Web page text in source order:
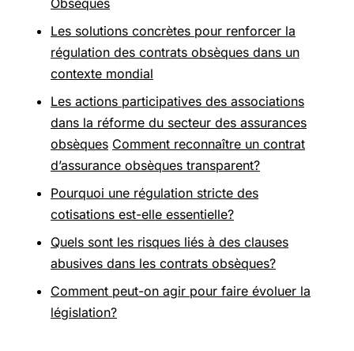
Obsèques
Les solutions concrètes pour renforcer la
régulation des contrats obsèques dans un
contexte mondial
Les actions participatives des associations
dans la réforme du secteur des assurances
obsèques Comment reconnaître un contrat
d’assurance obsèques transparent?
Pourquoi une régulation stricte des
cotisations est-elle essentielle?
Quels sont les risques liés à des clauses
abusives dans les contrats obsèques?
Comment peut-on agir pour faire évoluer la
législation?